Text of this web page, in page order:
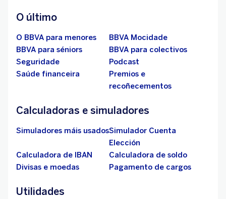
O último
O BBVA para menores
BBVA Mocidade
BBVA para séniors
BBVA para colectivos
Seguridade
Podcast
Saúde financeira
Premios e
recoñecementos
Calculadoras e simuladores
Simuladores máis usadosSimulador Cuenta
Elección
Calculadora de IBAN
Calculadora de soldo
Divisas e moedas
Pagamento de cargos
Utilidades